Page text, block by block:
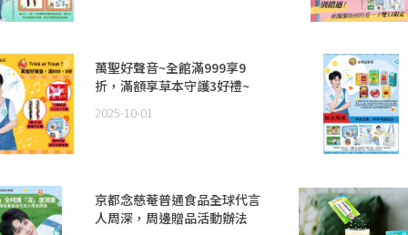
萬聖好聲音~全館滿999享9
折，滿額享草本守護3好禮~
2025-10-01
京都念慈菴普通食品全球代言
人周深，周邊贈品活動辦法